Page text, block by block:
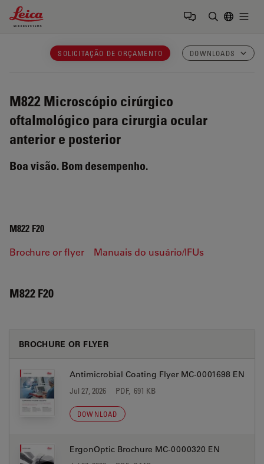
Leica Microsystems Logo
SOLICITAÇÃO DE ORÇAMENTO DOWNLOADS
M822 Microscópio cirúrgico
oftalmológico para cirurgia ocular
anterior e posterior
Boa visão. Bom desempenho.
M822 F20
Brochure or flyer Manuais do usuário/IFUs
M822 F20
BROCHURE OR FLYER
Antimicrobial Coating Flyer MC-0001698 EN
Jul 27, 2026 PDF, 691 KB
DOWNLOAD
ErgonOptic Brochure MC-0000320 EN